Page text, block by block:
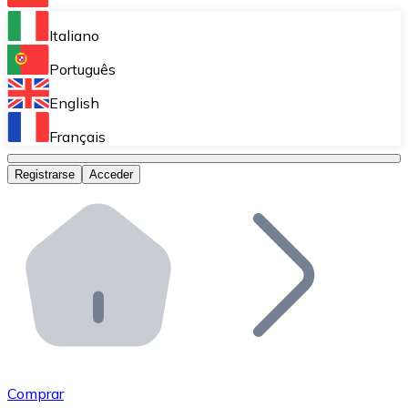
Bitnovo Ramp
Integra nuestra solución en tu plataforma.
Bitnovo Giftcards
Bitnovo OTC
Bitnovo ATM
Integra un ATM Bitnovo en tu negocio y permite que
Bitnovo API
Integra nuestra API en tu ecosistema.
Únete a nuestra red de distribuidores.
Italiano
Português
English
Français
Registrarse Acceder
Comprar